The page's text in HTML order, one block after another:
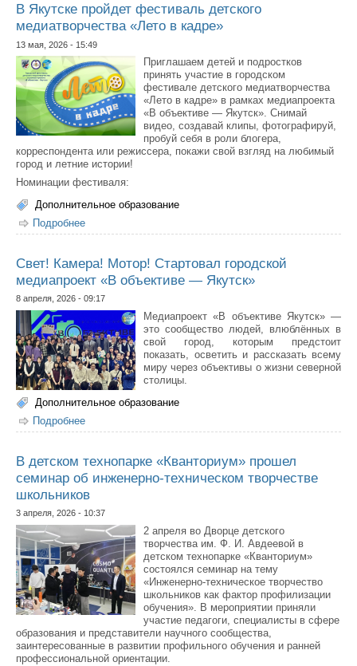
В Якутске пройдет фестиваль детского
медиатворчества «Лето в кадре»
13 мая, 2026 - 15:49
Приглашаем детей и подростков
принять участие в городском
фестивале детского медиатворчества
«Лето в кадре» в рамках медиапроекта
«В объективе — Якутск». Снимай
видео, создавай клипы, фотографируй,
пробуй себя в роли блогера,
корреспондента или режиссера, покажи свой взгляд на любимый
город и летние истории!
Номинации фестиваля:
Дополнительное образование
Подробнее
медиатворчества «Лето в кадре»
Свет! Камера! Мотор! Стартовал городской
медиапроект «В объективе — Якутск»
8 апреля, 2026 - 09:17
Медиапроект «В объективе Якутск» —
это сообщество людей, влюблённых в
свой город, которым предстоит
показать, осветить и рассказать всему
миру через объективы о жизни северной
столицы.
Дополнительное образование
Подробнее
медиапроект «В объективе — Якутск»
В детском технопарке «Кванториум» прошел
семинар об инженерно-техническом творчестве
школьников
3 апреля, 2026 - 10:37
2 апреля во Дворце детского
творчества им. Ф. И. Авдеевой в
детском технопарке «Кванториум»
состоялся семинар на тему
«Инженерно-техническое творчество
школьников как фактор профилизации
обучения». В мероприятии приняли
участие педагоги, специалисты в сфере
образования и представители научного сообщества,
заинтересованные в развитии профильного обучения и ранней
профессиональной ориентации.